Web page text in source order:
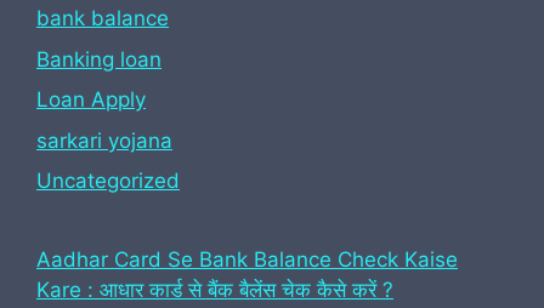
bank balance
Banking loan
Loan Apply
sarkari yojana
Uncategorized
Aadhar Card Se Bank Balance Check Kaise
Kare : आधार कार्ड से बैंक बैलेंस चेक कैसे करें ?